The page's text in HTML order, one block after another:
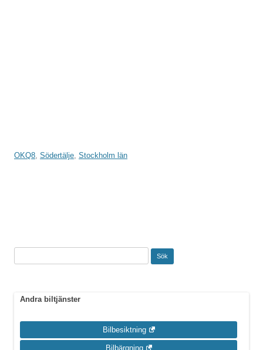
OKQ8, Södertälje, Stockholm län
Andra biltjänster
Bilbesiktning
Bilbärgning